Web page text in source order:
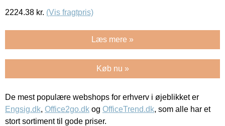
2224.38 kr. (Vis fragtpris)
Læs mere »
Køb nu »
De mest populære webshops for erhverv i øjeblikket er
Engsig.dk, Office2go.dk og OfficeTrend.dk, som alle har et
stort sortiment til gode priser.